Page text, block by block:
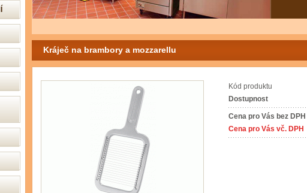
Kráječ na brambory a mozzarellu
Kód produktu
Dostupnost
Cena pro Vás bez DPH
Cena pro Vás vč. DPH